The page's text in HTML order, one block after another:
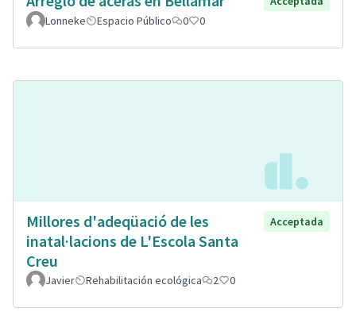
Lonneke
Espacio Público 0 0
Millores d'adeqüació de les
inatal·lacions de L'Escola Santa
Creu
Acceptada
Javier Rehabilitación ecológica 2 0